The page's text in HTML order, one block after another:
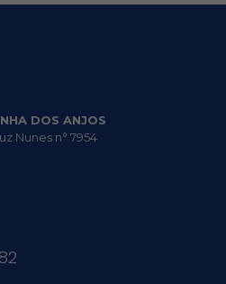
DOS ANJOS
Nunes n° 7954